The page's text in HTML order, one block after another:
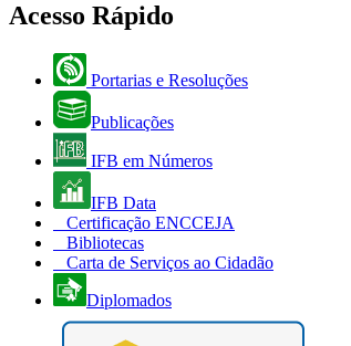
Acesso Rápido
Portarias e Resoluções
Publicações
IFB em Números
IFB Data
Certificação ENCCEJA
Bibliotecas
Carta de Serviços ao Cidadão
Diplomados